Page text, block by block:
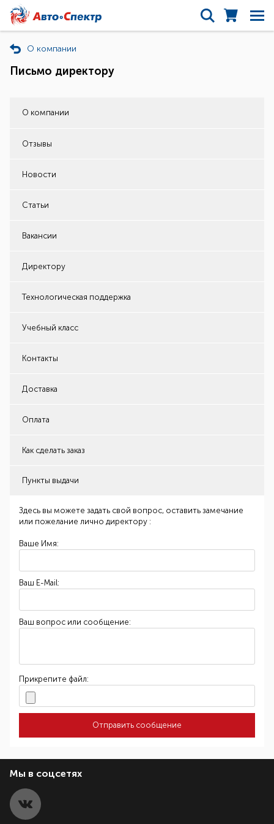
О компании
Письмо директору
О компании
Отзывы
Новости
Статьи
Вакансии
Директору
Технологическая поддержка
Учебный класс
Контакты
Доставка
Оплата
Как сделать заказ
Пункты выдачи
Здесь вы можете задать свой вопрос, оставить замечание
или пожелание лично директору :
Ваше Имя:
Ваш E-Mail:
Ваш вопрос или сообщение:
Прикрепите файл:
Отправить сообщение
Мы в соцсетях